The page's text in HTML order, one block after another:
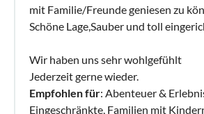
mit Familie/Freunde geniesen zu
Schöne Lage,Sauber und toll
Wir haben uns sehr wohlgefühlt
Jederzeit gerne wieder.
Empfohlen für: Abenteuer &
Eingeschränkte, Familien mit